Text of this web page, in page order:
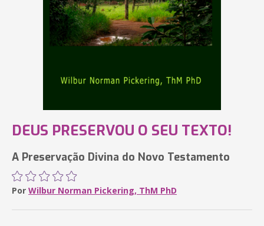
DEUS PRESERVOU O SEU TEXTO!
A Preservação Divina do Novo Testamento
Por Wilbur Norman Pickering, ThM PhD